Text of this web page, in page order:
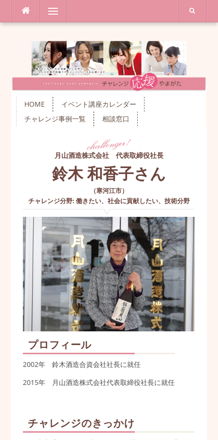
テ
メニュー
HOME
イベント講座カレンダー
チャレンジ事例一覧
相談窓口
月山酒造株式会社 代表取締役社長
鈴木 和香子さん
（寒河江市）
チャレンジ分野: 働きたい、 社会に貢献したい、 技術分野
プロフィール
2002年 鈴木酒造合資会社社長に就任
2015年 月山酒造株式会社代表取締役社長に就任
チャレンジのきっかけ